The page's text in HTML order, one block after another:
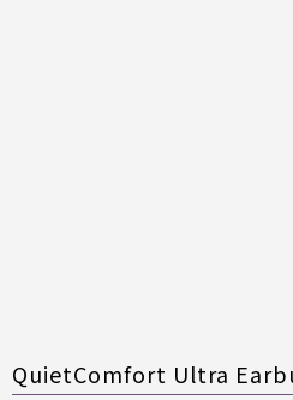
QuietComfort Ultra